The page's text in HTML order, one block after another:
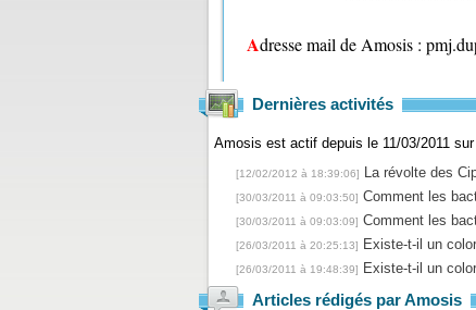
Adresse mail de Amosis :
Dernières activités
Amosis est actif depuis le 11/03/2011 sur
[12/02/2012 à 18:39:06] La révolte des
[30/03/2011 à 09:03:50] Comment les
[30/03/2011 à 09:03:09] Comment les
[26/03/2011 à 20:25:13] Existe-t-il un
[26/03/2011 à 19:48:39] Existe-t-il un
Articles rédigés par Amosis